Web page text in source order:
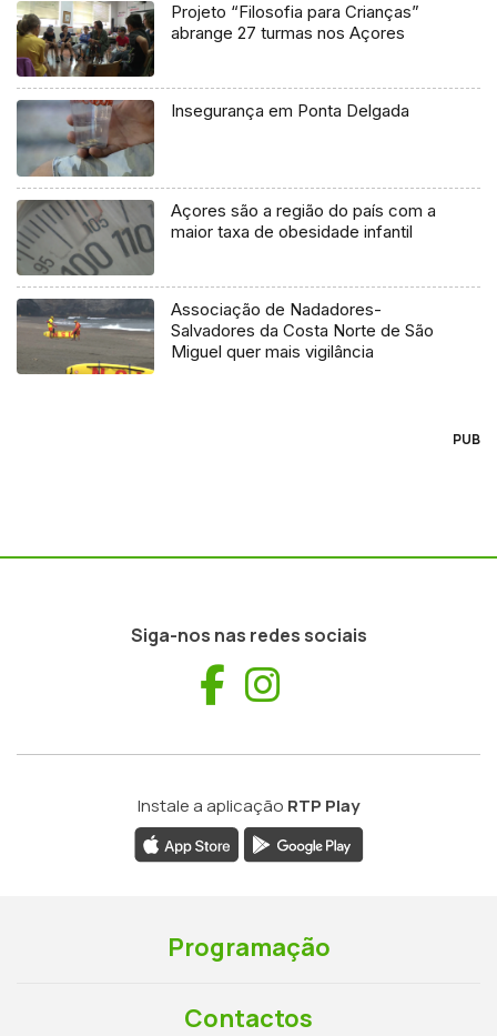
Projeto “Filosofia para Crianças”
abrange 27 turmas nos Açores
Insegurança em Ponta Delgada
Açores são a região do país com a
maior taxa de obesidade infantil
Associação de Nadadores-
Salvadores da Costa Norte de São
Miguel quer mais vigilância
PUB
Siga-nos nas redes sociais
Facebook
Instale a aplicação RTP Play
Programação
Contactos